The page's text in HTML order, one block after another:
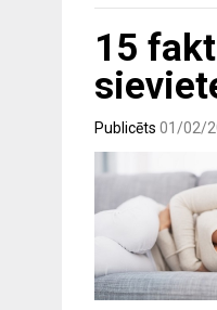
15
Publicēts 01/02/